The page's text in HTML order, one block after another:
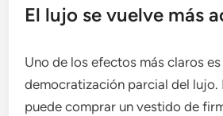
El lujo se vuelve más
Uno de los efectos más claros es
democratización parcial del lujo.
puede comprar un vestido de